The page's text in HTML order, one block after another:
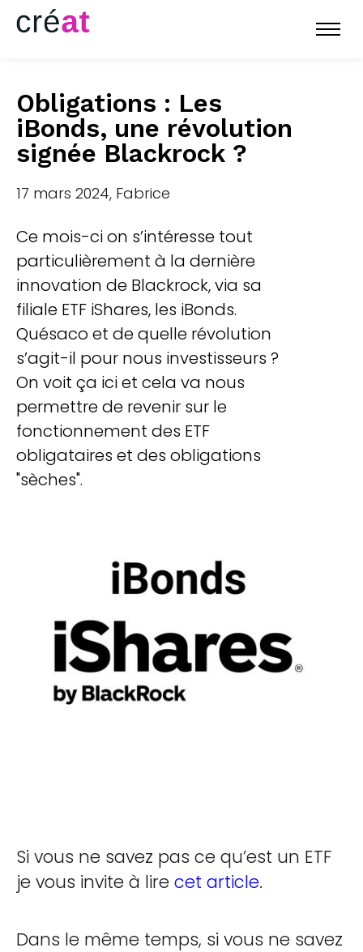
Obligations : Les
iBonds, une révolution
signée Blackrock ?
17 mars 2024, Fabrice
Ce mois-ci on s’intéresse tout
particulièrement à la dernière
innovation de Blackrock, via sa
filiale ETF iShares, les iBonds.
Quésaco et de quelle révolution
s’agit-il pour nous investisseurs ?
On voit ça ici et cela va nous
permettre de revenir sur le
fonctionnement des ETF
obligataires et des obligations
"sèches".
Si vous ne savez pas ce qu’est un ETF
je vous invite à lire cet article.
Dans le même temps, si vous ne savez